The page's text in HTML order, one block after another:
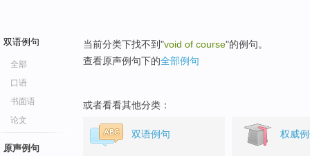
双语例句
全部
口语
书面语
论文
原声例句
当前分类下找不到"void of course"的例句。
查看原声例句下的全部例句
或者看看其他分类：
双语例句 权威